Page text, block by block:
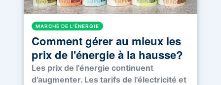
MARCHÉ DE L'ÉNERGIE
Comment gérer au mieux les
prix de l'énergie à la hausse?
Les prix de l'énergie continuent
d’augmenter. Les tarifs de l'électricité et